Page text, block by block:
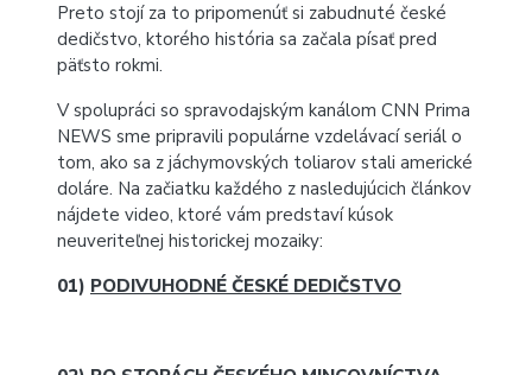
Preto stojí za to pripomenúť si zabudnuté české
dedičstvo, ktorého história sa začala písať pred
päťsto rokmi.
V spolupráci so spravodajským kanálom CNN Prima
NEWS sme pripravili populárne vzdelávací seriál o
tom, ako sa z jáchymovských toliarov stali americké
doláre. Na začiatku každého z nasledujúcich článkov
nájdete video, ktoré vám predstaví kúsok
neuveriteľnej historickej mozaiky:
01) PODIVUHODNÉ ČESKÉ DEDIČSTVO